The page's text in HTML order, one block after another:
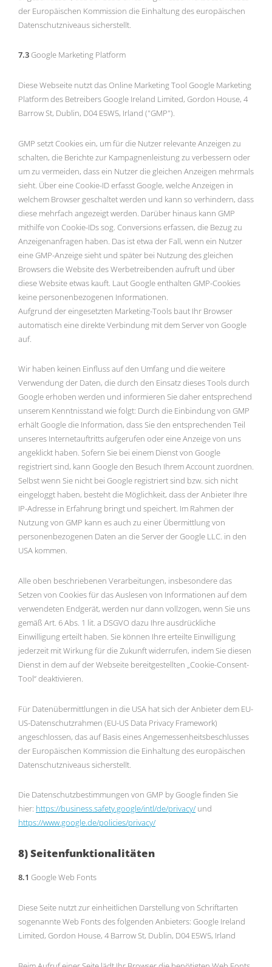
der Europäischen Kommission die Einhaltung des europäischen
Datenschutzniveaus sicherstellt.
7.3Google Marketing Platform
Diese Webseite nutzt das Online Marketing Tool Google Marketing
Platform des Betreibers Google Ireland Limited, Gordon House, 4
Barrow St, Dublin, D04 E5W5, Irland ("GMP").
GMP setzt Cookies ein, um für die Nutzer relevante Anzeigen zu
schalten, die Berichte zur Kampagnenleistung zu verbessern oder
um zu vermeiden, dass ein Nutzer die gleichen Anzeigen mehrmals
sieht. Über eine Cookie-ID erfasst Google, welche Anzeigen in
welchem Browser geschaltet werden und kann so verhindern, dass
diese mehrfach angezeigt werden. Darüber hinaus kann GMP
mithilfe von Cookie-IDs sog. Conversions erfassen, die Bezug zu
Anzeigenanfragen haben. Das ist etwa der Fall, wenn ein Nutzer
eine GMP-Anzeige sieht und später bei Nutzung des gleichen
Browsers die Website des Werbetreibenden aufruft und über
diese Website etwas kauft. Laut Google enthalten GMP-Cookies
keine personenbezogenen Informationen.
Aufgrund der eingesetzten Marketing-Tools baut Ihr Browser
automatisch eine direkte Verbindung mit dem Server von Google
auf.
Wir haben keinen Einfluss auf den Umfang und die weitere
Verwendung der Daten, die durch den Einsatz dieses Tools durch
Google erhoben werden und informieren Sie daher entsprechend
unserem Kenntnisstand wie folgt: Durch die Einbindung von GMP
erhält Google die Information, dass Sie den entsprechenden Teil
unseres Internetauftritts aufgerufen oder eine Anzeige von uns
angeklickt haben. Sofern Sie bei einem Dienst von Google
registriert sind, kann Google den Besuch Ihrem Account zuordnen.
Selbst wenn Sie nicht bei Google registriert sind bzw. sich nicht
eingeloggt haben, besteht die Möglichkeit, dass der Anbieter Ihre
IP-Adresse in Erfahrung bringt und speichert. Im Rahmen der
Nutzung von GMP kann es auch zu einer Übermittlung von
personenbezogenen Daten an die Server der Google LLC. in den
USA kommen.
Alle oben beschriebenen Verarbeitungen, insbesondere das
Setzen von Cookies für das Auslesen von Informationen auf dem
verwendeten Endgerät, werden nur dann vollzogen, wenn Sie uns
gemäß Art. 6 Abs. 1 lit. a DSGVO dazu Ihre ausdrückliche
Einwilligung erteilt haben. Sie können Ihre erteilte Einwilligung
jederzeit mit Wirkung für die Zukunft widerrufen, indem Sie diesen
Dienst in dem auf der Webseite bereitgestellten „Cookie-Consent-
Tool“ deaktivieren.
Für Datenübermittlungen in die USA hat sich der Anbieter dem EU-
US-Datenschutzrahmen (EU-US Data Privacy Framework)
angeschlossen, das auf Basis eines Angemessenheitsbeschlusses
der Europäischen Kommission die Einhaltung des europäischen
Datenschutzniveaus sicherstellt.
Die Datenschutzbestimmungen von GMP by Google finden Sie
hier: https://business.safety.google/intl/de/privacy/ und
https://www.google.de/policies/privacy/
8) Seitenfunktionalitäten
8.1 Google Web Fonts
Diese Seite nutzt zur einheitlichen Darstellung von Schriftarten
sogenannte Web Fonts des folgenden Anbieters: Google Ireland
Limited, Gordon House, 4 Barrow St, Dublin, D04 E5W5, Irland